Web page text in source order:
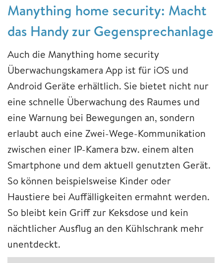
Manything home security: Macht
das Handy zur Gegensprechanlage
Auch die Manything home security
Überwachungskamera App ist für iOS und
Android Geräte erhältlich. Sie bietet nicht nur
eine schnelle Überwachung des Raumes und
eine Warnung bei Bewegungen an, sondern
erlaubt auch eine Zwei-Wege-Kommunikation
zwischen einer IP-Kamera bzw. einem alten
Smartphone und dem aktuell genutzten Gerät.
So können beispielsweise Kinder oder
Haustiere bei Auffälligkeiten ermahnt werden.
So bleibt kein Griff zur Keksdose und kein
nächtlicher Ausflug an den Kühlschrank mehr
unentdeckt.